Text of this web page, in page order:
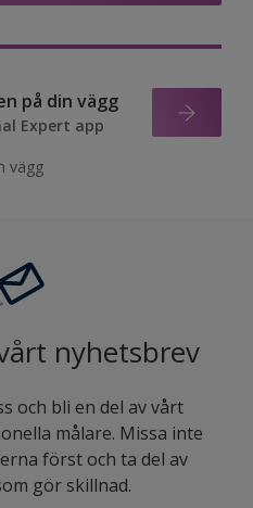
på din vägg
Expert app
vägg
nyhetsbrev
och bli en del av vårt
målare. Missa inte
först och ta del av
gör skillnad.